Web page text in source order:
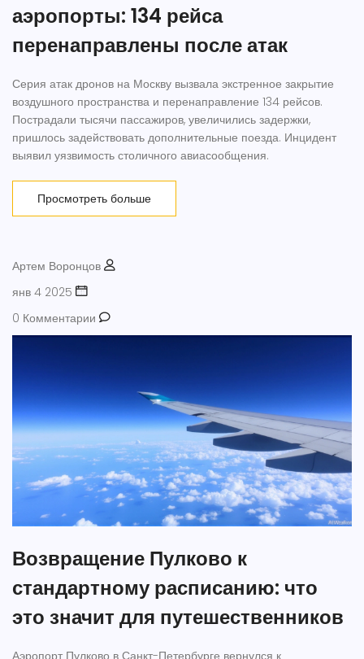
аэропорты: 134 рейса
перенаправлены после атак
Серия атак дронов на Москву вызвала экстренное закрытие
воздушного пространства и перенаправление 134 рейсов.
Пострадали тысячи пассажиров, увеличились задержки,
пришлось задействовать дополнительные поезда. Инцидент
выявил уязвимость столичного авиасообщения.
Просмотреть больше
Артем Воронцов
янв 4 2025
0 Комментарии
Возвращение Пулково к
стандартному расписанию: что
это значит для путешественников